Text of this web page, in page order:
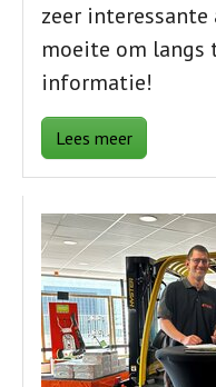
zeer
moeite om langs
informatie!
Lees meer